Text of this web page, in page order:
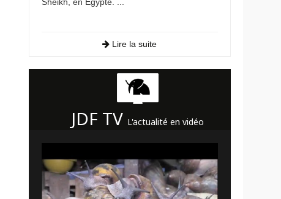
Lire la suite
JDF TV L'actualité en vidéo